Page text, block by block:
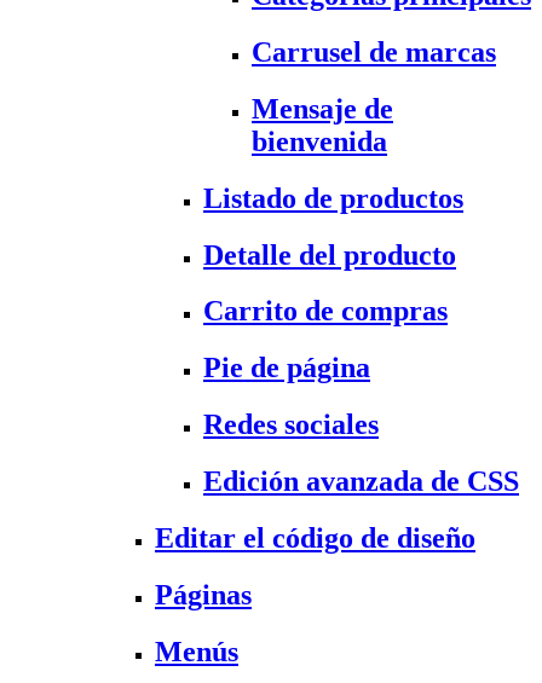
Carrusel de marcas
Mensaje de
bienvenida
Listado de productos
Detalle del producto
Carrito de compras
Pie de página
Redes sociales
Edición avanzada de CSS
Editar el código de diseño
Páginas
Menús